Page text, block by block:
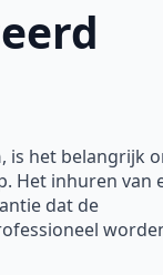
, is het belangrijk
Het inhuren van
dat de